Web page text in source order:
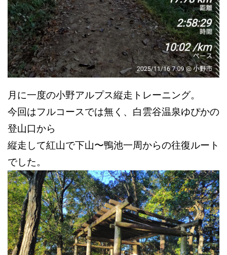
月に一度の小野アルプス縦走トレーニング。
今回はフルコースでは無く、 白雲谷温泉ゆぴかの
登山口から
縦走して紅山で下山〜鴨池一周からの往復ルート
でした。